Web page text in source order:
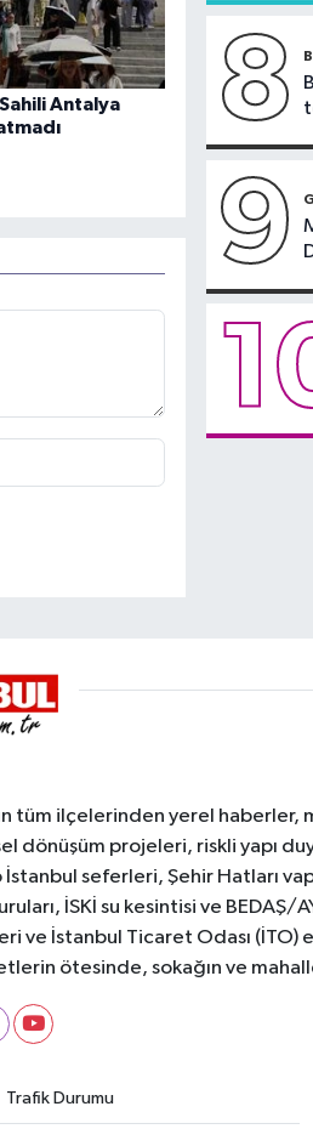
Antalya
8
9
tüm ilçelerinden yerel haberler,
projeleri, riskli yapı
seferleri, Şehir Hatları
İSKİ su kesintisi ve BEDAŞ/
ve İstanbul Ticaret Odası (İTO)
ötesinde, sokağın ve
Trafik Durumu